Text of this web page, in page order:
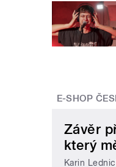
E-SHOP
Závěr
který
Karin